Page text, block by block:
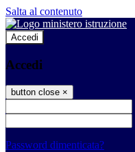
Salta al contenuto
Accedi
Accedi
button close ×
Password dimenticata?